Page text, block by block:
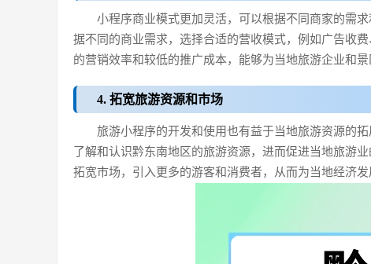
小程序商业模式更加灵活，可以根据不同商家的需
据不同的商业需求，选择合适的营收模式，例如广告收
的营销效率和较低的推广成本，能够为当地旅游企业和景
4. 拓宽旅游资源和市场
旅游小程序的开发和使用也有益于当地旅游资源的
了解和认识黔东南地区的旅游资源，进而促进当地旅游
拓宽市场，引入更多的游客和消费者，从而为当地经济发